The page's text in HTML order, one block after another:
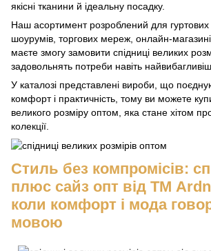
якісні тканини й ідеальну посадку.
Наш асортимент розроблений для гуртових
шоурумів, торгових мереж, онлайн-
маєте змогу замовити спідниці великих
задовольнять потреби навіть
У каталозі представлені вироби, що
комфорт і практичність, тому ви можете
великого розміру оптом, яка стане хітом
колекції.
Стиль без компромісів:
плюс сайз опт від ТМ
коли комфорт і мода
мовою